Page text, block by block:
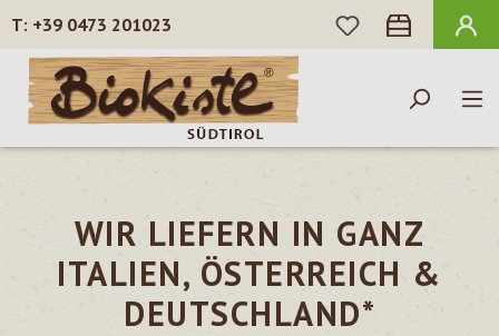
Zum Hauptinhalt springen
+39 0473 201023
DU HAST 0
WIR LIEFERN IN GANZ
ITALIEN, ÖSTERREICH &
DEUTSCHLAND*